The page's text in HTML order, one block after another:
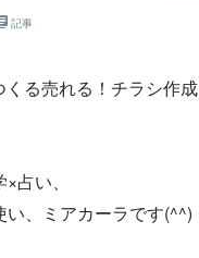
記事
る売れる！チラシ作成
占い、
、ミアカーラです(^^)